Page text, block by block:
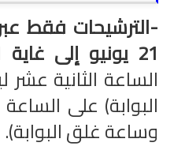
-الترشيحات فقط عبر
21 يونيو إلى غاية 31 يوليوز 2021
الساعة الثانية
البوابة) على الساعة
وساعة غلق البوابة).